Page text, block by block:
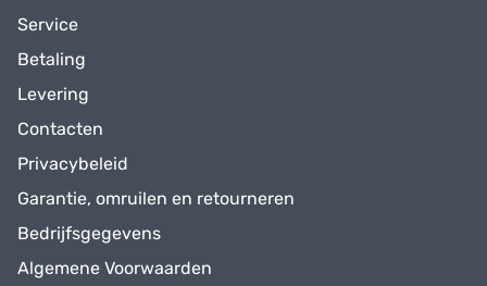
Service
Betaling
Levering
Contacten
Privacybeleid
Garantie, omruilen en retourneren
Bedrijfsgegevens
Algemene Voorwaarden